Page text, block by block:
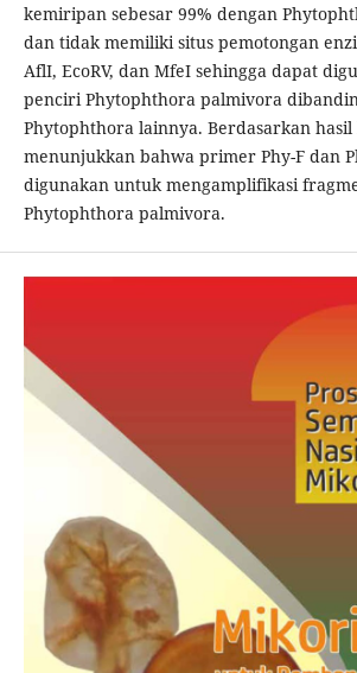
kemiripan sebesar 99% dengan
dan tidak memiliki situs pemotongan
AflI, EcoRV, dan MfeI sehingga dapat
penciri Phytophthora palmivora
Phytophthora lainnya. Berdasarkan
menunjukkan bahwa primer Phy-F dan
digunakan untuk mengamplifikasi
Phytophthora palmivora.